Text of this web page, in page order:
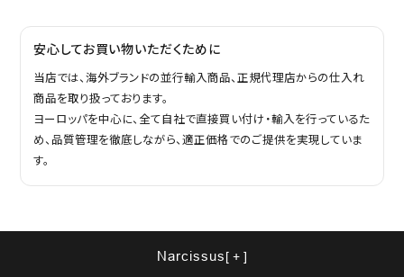
安心してお買い物いただくために
当店では、海外ブランドの並行輸入商品、正規代理店からの仕入れ
商品を取り扱っております。
ヨーロッパを中心に、全て自社で直接買い付け・輸入を行っているた
め、品質管理を徹底しながら、適正価格でのご提供を実現していま
す。
Narcissus